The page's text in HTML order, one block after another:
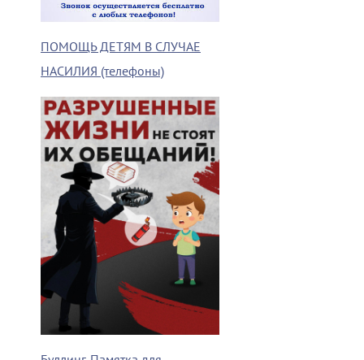
ПОМОЩЬ ДЕТЯМ В СЛУЧАЕ
НАСИЛИЯ (телефоны)